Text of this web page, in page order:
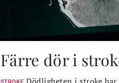
Färre dör i